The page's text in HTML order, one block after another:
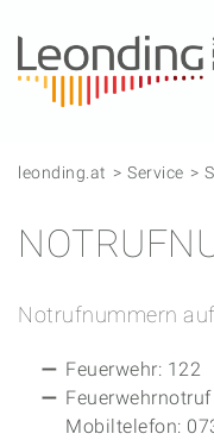
leonding.at Service
Notrufnummern
Feuerwehr: 122
Mobiltelefon: